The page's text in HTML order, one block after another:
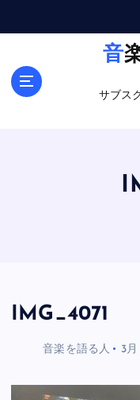
音楽を語らして
サブス
IMG_4071
音楽を語る人 3